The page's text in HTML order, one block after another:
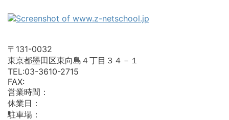
〒131-0032
東京都墨田区東向島４丁目３４－１
TEL:03-3610-2715
FAX:
営業時間：
休業日：
駐車場：